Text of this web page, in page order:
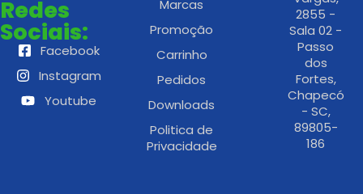
Redes
Sociais:
Facebook
Instagram
Youtube
Marcas
Promoção
Carrinho
Pedidos
Downloads
Politica de
Privacidade
2855 -
Sala 02 -
Passo
dos
Fortes,
Chapecó
- SC,
89805-
186